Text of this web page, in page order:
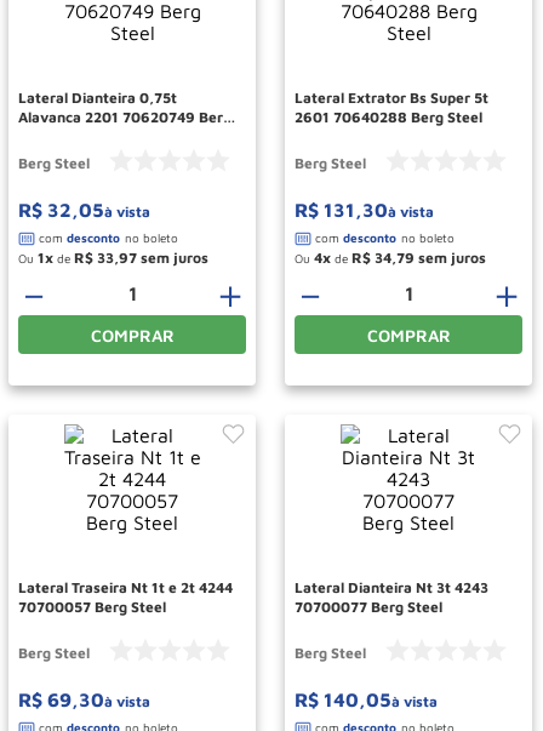
Lateral Dianteira 0,75t
Alavanca 2201 70620749 Berg
Berg Steel
R$ 32,05à vista
Ou 1 de R$ 33,97
＋
－
COMPRAR
Lateral Extrator Bs Super 5t
2601 70640288 Berg Steel
Berg Steel
R$ 131 ,30à vista
Ou 4 de R$ 34,79
＋
－
COMPRAR
Lateral Traseira Nt 1t e 2t 4244
70700057 Berg Steel
Berg Steel
R$ 69,30à vista
Lateral Dianteira Nt 3t 4243
70700077 Berg Steel
Berg Steel
R$ 140,05à vista
Paleteira